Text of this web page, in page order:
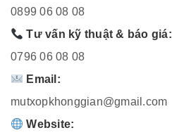
0899 06 08 08
Tư vấn kỹ thuật & báo giá:
0796 06 08 08
Email:
mutxopkhonggian@gmail.com
Website: